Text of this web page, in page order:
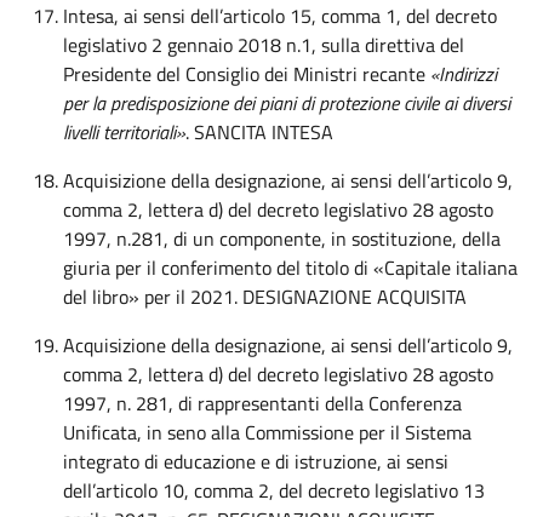
Intesa, ai sensi dell’articolo 15, comma 1, del decreto
legislativo 2 gennaio 2018 n.1, sulla direttiva del
Presidente del Consiglio dei Ministri recante «Indirizzi
per la predisposizione dei piani di protezione civile ai diversi
livelli territoriali». SANCITA INTESA
Acquisizione della designazione, ai sensi dell’articolo 9,
comma 2, lettera d) del decreto legislativo 28 agosto
1997, n.281, di un componente, in sostituzione, della
giuria per il conferimento del titolo di «Capitale italiana
del libro» per il 2021. DESIGNAZIONE ACQUISITA
Acquisizione della designazione, ai sensi dell’articolo 9,
comma 2, lettera d) del decreto legislativo 28 agosto
1997, n. 281, di rappresentanti della Conferenza
Unificata, in seno alla Commissione per il Sistema
integrato di educazione e di istruzione, ai sensi
dell’articolo 10, comma 2, del decreto legislativo 13